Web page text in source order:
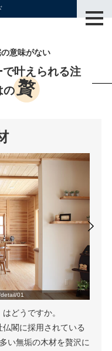
意味がない
叶えられる注
の贅
detail/01
はどうですか。
閣に採用されている
い無垢の木材を贅沢に